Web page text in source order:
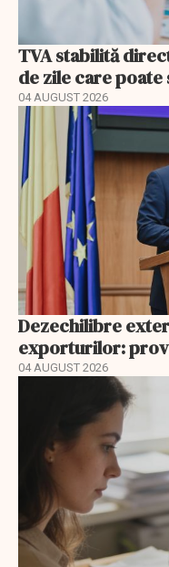
TVA stabilită
de zile care poate
04 AUGUST 2026
Dezechilibre
exporturilor:
04 AUGUST 2026